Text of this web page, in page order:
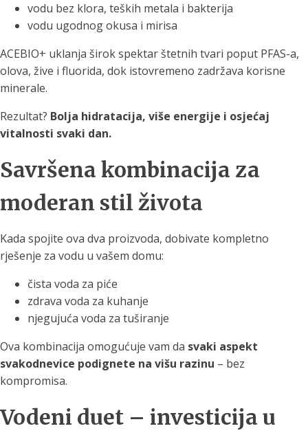
vodu bez klora, teških metala i bakterija
vodu ugodnog okusa i mirisa
ACEBIO+ uklanja širok spektar štetnih tvari poput PFAS-a,
olova, žive i fluorida, dok istovremeno zadržava korisne
minerale.
Rezultat? Bolja hidratacija, više energije i osjećaj
vitalnosti svaki dan.
Savršena kombinacija za
moderan stil života
Kada spojite ova dva proizvoda, dobivate kompletno
rješenje za vodu u vašem domu:
čista voda za piće
zdrava voda za kuhanje
njegujuća voda za tuširanje
Ova kombinacija omogućuje vam da svaki aspekt
svakodnevice podignete na višu razinu – bez
kompromisa.
Vodeni duet – investicija u